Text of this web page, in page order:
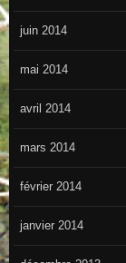
juin 2014
mai 2014
avril 2014
mars 2014
février 2014
janvier 2014